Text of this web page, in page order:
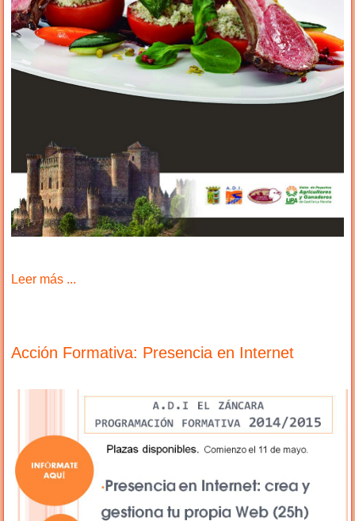
Leer más ...
Acción Formativa: Presencia en Internet